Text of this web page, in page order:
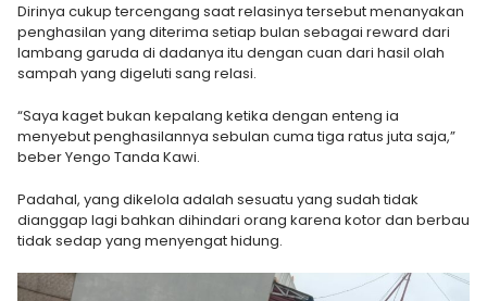
Dirinya cukup tercengang saat relasinya tersebut menanyakan
penghasilan yang diterima setiap bulan sebagai reward dari
lambang garuda di dadanya itu dengan cuan dari hasil olah
sampah yang digeluti sang relasi.
“Saya kaget bukan kepalang ketika dengan enteng ia
menyebut penghasilannya sebulan cuma tiga ratus juta saja,”
beber Yengo Tanda Kawi.
Padahal, yang dikelola adalah sesuatu yang sudah tidak
dianggap lagi bahkan dihindari orang karena kotor dan berbau
tidak sedap yang menyengat hidung.